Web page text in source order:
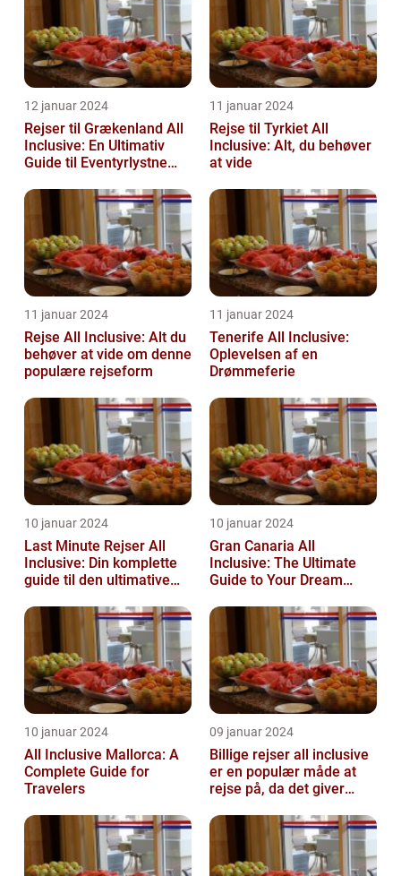
12 januar 2024
Rejser til Grækenland All
Inclusive: En Ultimativ
Guide til Eventyrlystne
11 januar 2024
Rejse til Tyrkiet All
Inclusive: Alt, du behøver
at vide
11 januar 2024
Rejse All Inclusive: Alt du
behøver at vide om denne
populære rejseform
11 januar 2024
Tenerife All Inclusive:
Oplevelsen af en
Drømmeferie
10 januar 2024
Last Minute Rejser All
Inclusive: Din komplette
guide til den ultimative
ferieoplevelse
10 januar 2024
Gran Canaria All
Inclusive: The Ultimate
Guide to Your Dream
10 januar 2024
All Inclusive Mallorca: A
Complete Guide for
Travelers
09 januar 2024
Billige rejser all inclusive
er en populær måde at
rejse på, da det giver
ko...